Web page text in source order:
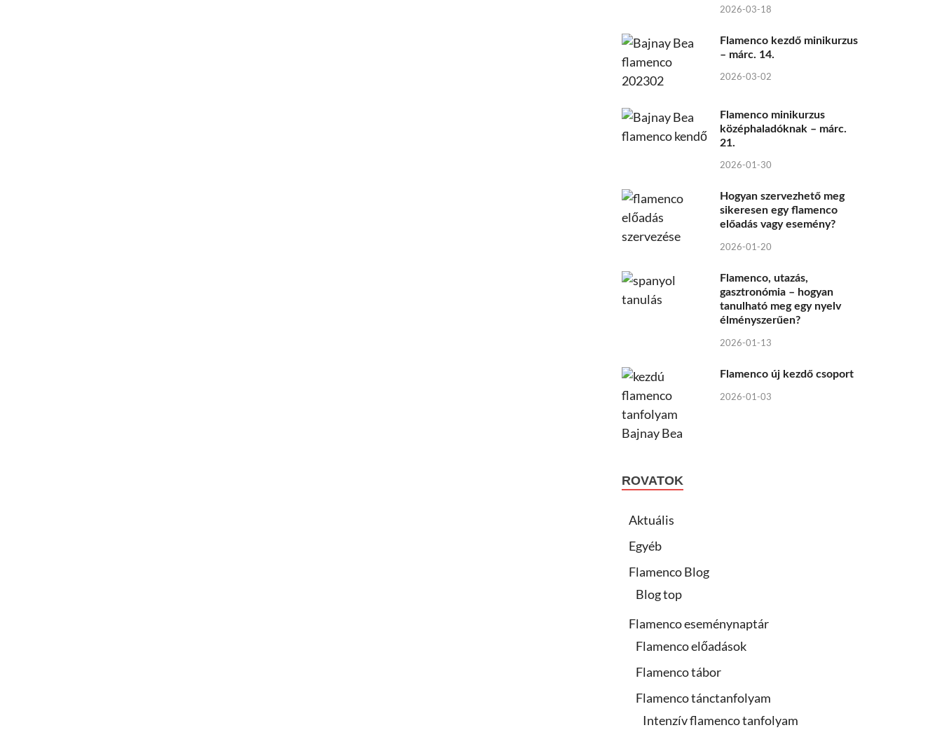
2026-03-18
Flamenco kezdő minikurzus
– márc. 14.
2026-03-02
Flamenco minikurzus
középhaladóknak – márc.
21.
2026-01-30
Hogyan szervezhető meg
sikeresen egy flamenco
előadás vagy esemény?
2026-01-20
Flamenco, utazás,
gasztronómia – hogyan
tanulható meg egy nyelv
élményszerűen?
2026-01-13
Flamenco új kezdő csoport
2026-01-03
ROVATOK
Aktuális
Egyéb
Flamenco Blog
Blog top
Flamenco eseménynaptár
Flamenco előadások
Flamenco tábor
Flamenco tánctanfolyam
Intenzív flamenco tanfolyam